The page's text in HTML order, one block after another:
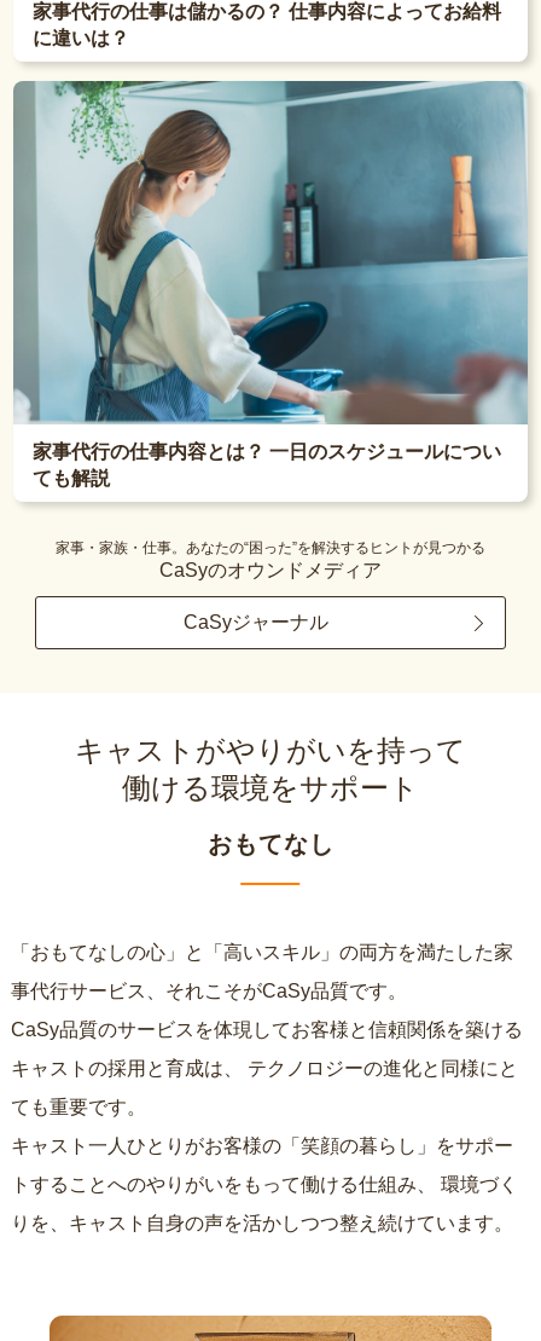
家事代行の仕事は儲かるの？ 仕事内容によってお給料
に違いは？
家事代行の仕事内容とは？ 一日のスケジュールについ
ても解説
家事・家族・仕事。あなたの“困った”を解決するヒントが見つかる
CaSyのオウンドメディア
CaSyジャーナル
キャストがやりがいを持って
働ける環境をサポート
おもてなし
「おもてなしの心」と「高いスキル」の両方を満たした家
事代行サービス、それこそがCaSy品質です。
CaSy品質のサービスを体現してお客様と信頼関係を築ける
キャストの採用と育成は、
ても重要です。
キャスト一人ひとりがお客様の「笑顔の暮らし」をサポー
トすることへのやりがいをもって働ける仕組み、
りを、キャスト自身の声を活かしつつ整え続けています。